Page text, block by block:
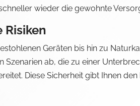
wieder die gewohnte
Risiken
Geräten bis hin zu
ab, die zu einer
Diese Sicherheit gibt Ihnen